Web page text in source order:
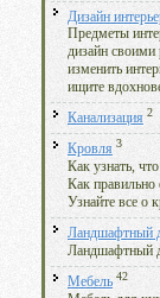
Дизайн
Предметы
дизайн
изменить
ищите
Канализация 2
Кровля 3
Как узнать,
Как правильно
Узнайте все о
Ландшафтный
Ландшафтный
Мебель 42